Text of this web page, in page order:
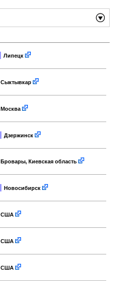
Липецк
Сыктывкар
Москва
Дзержинск
Бровары, Киевская область
Новосибирск
США
США
США